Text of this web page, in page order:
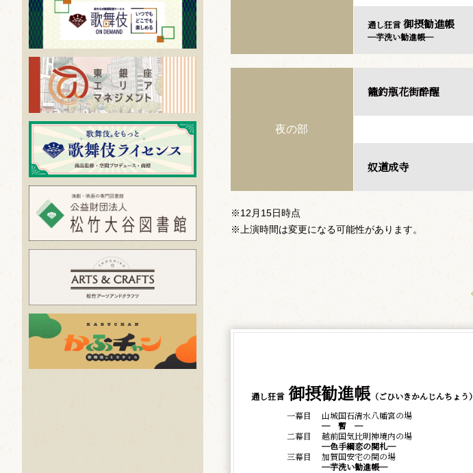
通し狂言御摂勧進帳
─芋洗い勧進帳─
夜の部
籠釣瓶花街酔醒
奴道成寺
※12月15日時点
※上演時間は変更になる可能性があります。
通し狂言御摂勧進帳（ごひいきかんじんちょう）
一幕目
二幕目
三幕目
山城国石清水八幡宮の場
─ 暫 ─
越前国気比明神境内の場
─色手綱恋の関札─
加賀国安宅の関の場
─芋洗い勧進帳─